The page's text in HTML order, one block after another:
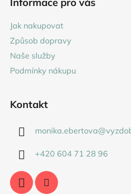
Jak nakupovat
Způsob dopravy
Naše služby
Podmínky nákupu
Kontakt
monika.ebertova@
+420 604 71 28 96